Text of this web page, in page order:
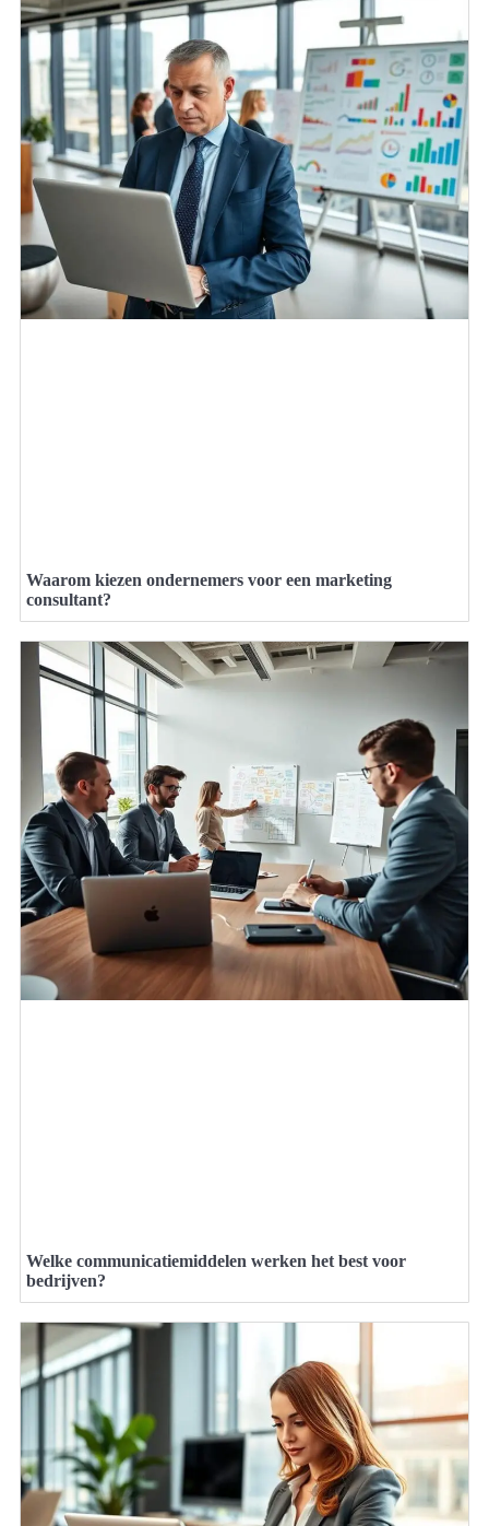
Waarom kiezen ondernemers voor een marketing
consultant?
Welke communicatiemiddelen werken het best voor
bedrijven?